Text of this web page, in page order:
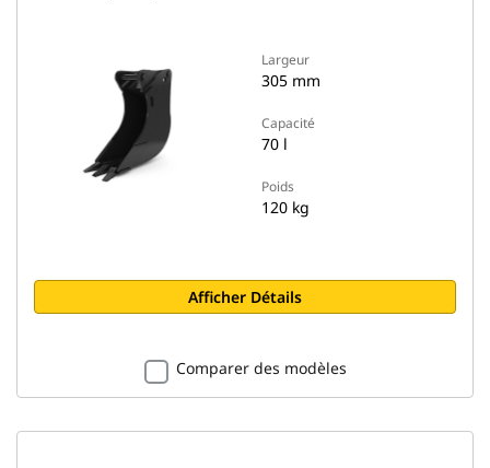
Largeur
305 mm
Capacité
70 l
Poids
120 kg
Afficher Détails
Comparer des modèles